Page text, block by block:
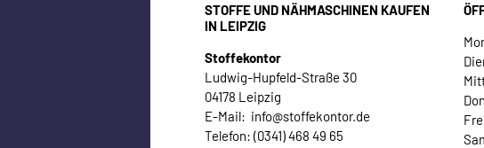
STOFFE UND NÄHMASCHINEN KAUFEN
IN LEIPZIG
Stoffekontor
Ludwig-Hupfeld-Straße 30
04178 Leipzig
E-Mail: info@stoffekontor.de
Telefon: (0341) 468 49 65